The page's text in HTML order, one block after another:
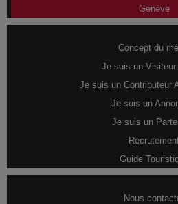
Genève
Concept du
Je suis un Visiteur
Je suis un Contributeur
Je suis un
Je suis un
Guide
Nous